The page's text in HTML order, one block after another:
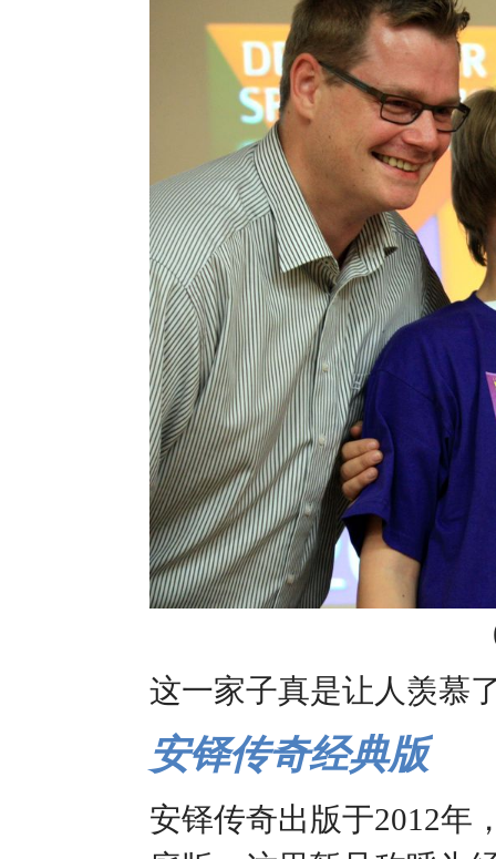
这一家子真是让人羡
安铎传奇经典版
安铎传奇出版于2012年